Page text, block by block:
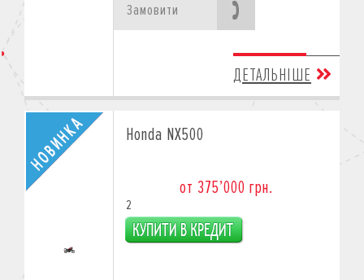
Замовити
ДЕТАЛЬНІШЕ
Honda NX500
от 375’000 грн.
2